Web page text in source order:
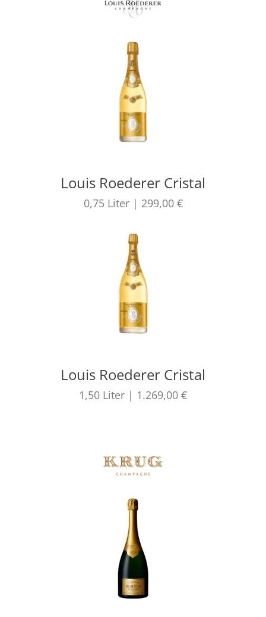
Louis Roederer Cristal
0,75 Liter | 299,00 €
Louis Roederer Cristal
1,50 Liter | 1.269,00 €